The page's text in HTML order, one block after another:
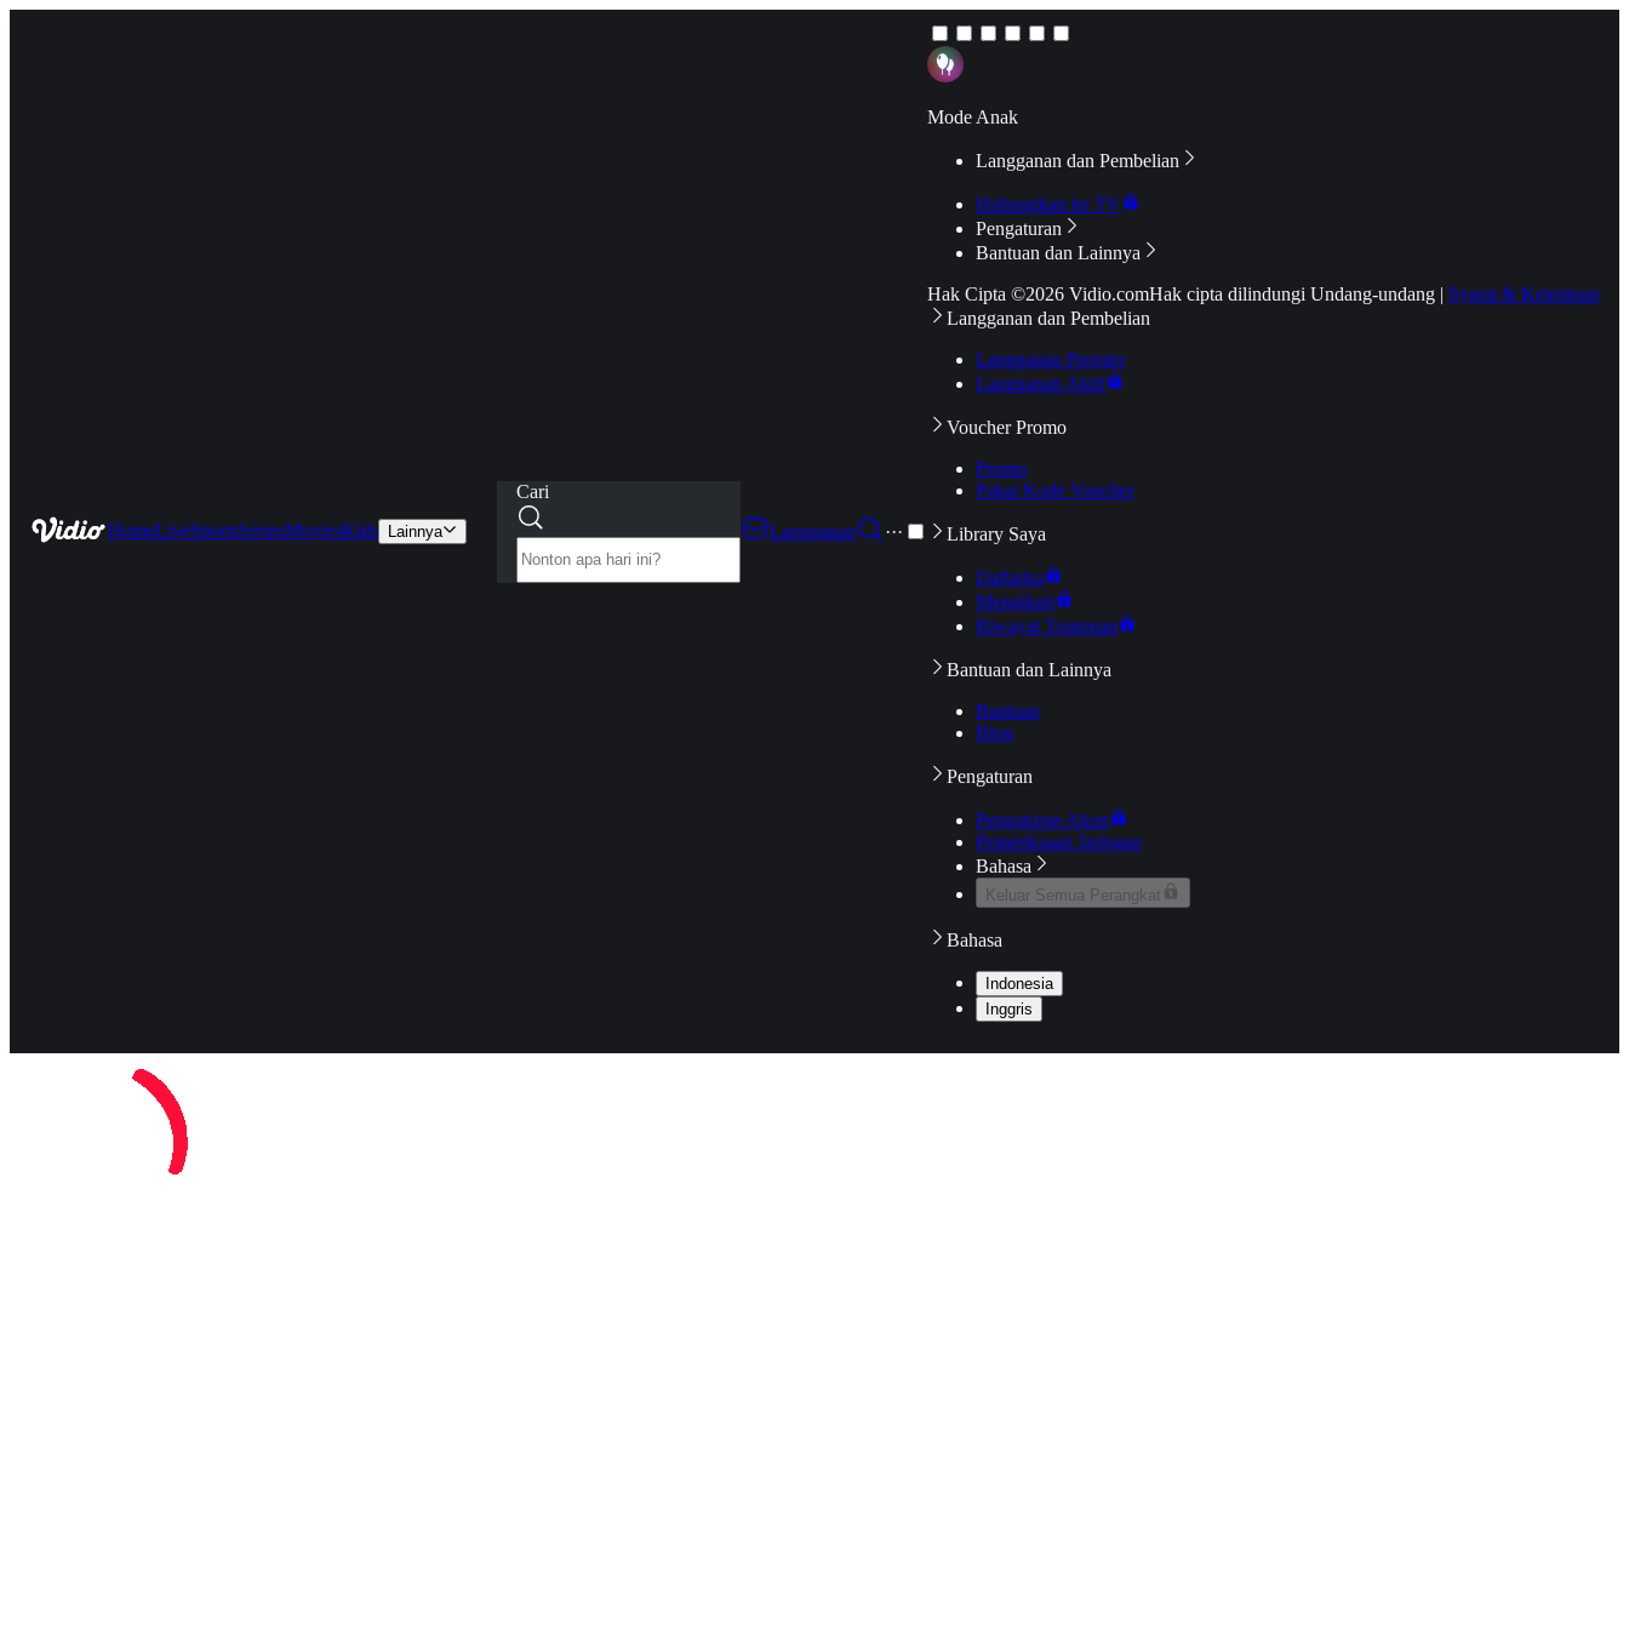
HomeLiveSportsSeriesMoviesKids Lainnya
Cari
Langganan
···
Mode Anak
Langganan dan Pembelian
Hubungkan ke TV
Pengaturan
Bantuan dan Lainnya
Hak Cipta ©2026 Vidio.comHak cipta dilindungi Undang-undang | Syarat & Ketentuan
Langganan dan Pembelian
Langganan Premier
Langganan Aktif
Voucher Promo
Promo
Pakai Kode Voucher
Library Saya
Daftarku
Mengikuti
Riwayat Tontonan
Bantuan dan Lainnya
Bantuan
Blog
Pengaturan
Pengaturan Akun
Pemeriksaan Jaringan
Bahasa
Keluar Semua Perangkat
Bahasa
Indonesia
Inggris